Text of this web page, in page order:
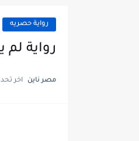
رواية حصريه
رواية لم يكن
مصر ناين اخر